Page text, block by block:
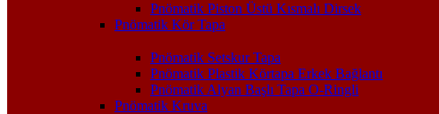
Pnömatik Piston Üstü Kısmalı Dirsek
Pnömatik Kör Tapa
Pnömatik Setskur Tapa
Pnömatik Plastik Körtapa Erkek Bağlantı
Pnömatik Alyan Başlı Tapa O-Ringli
Pnömatik Kruva